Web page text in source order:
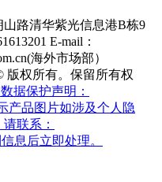
路清华紫光信息港B栋9
E-mail：
海外市场部）
版权所有。保留所有权
据保护声明：
产品图片如涉及个人隐
联系：
息后立即处理。